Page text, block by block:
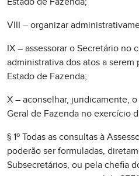
VIII – organizar
IX – assessorar o Secretário no
administrativa dos atos a
Estado de Fazenda;
X – aconselhar, juridicamente,
Geral de Fazenda no exercício
§ 1º Todas as consultas à
poderão ser formuladas,
Subsecretários, ou pela chefia